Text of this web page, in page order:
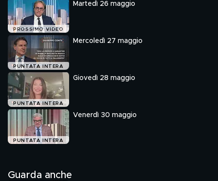
PROSSIMO VIDEO
Martedì 26 maggio
PUNTATA INTERA
Mercoledì 27 maggio
PUNTATA INTERA
Giovedì 28 maggio
PUNTATA INTERA
Venerdì 30 maggio
Guarda anche